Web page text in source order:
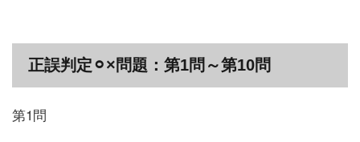
正誤判定⚪︎×問題：第1問～第10問
第1問